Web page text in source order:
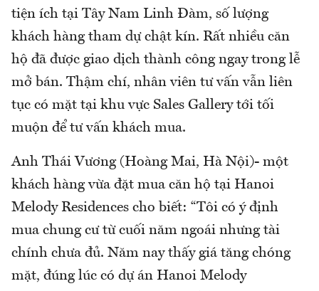
tiện ích tại Tây Nam Linh Đàm, số lượng
khách hàng tham dự chật kín. Rất nhiều căn
hộ đã được giao dịch thành công ngay trong lễ
mở bán. Thậm chí, nhân viên tư vấn vẫn liên
tục có mặt tại khu vực Sales Gallery tới tối
muộn để tư vấn khách mua.
Anh Thái Vương (Hoàng Mai, Hà Nội)- một
khách hàng vừa đặt mua căn hộ tại Hanoi
Melody Residences cho biết: “Tôi có ý định
mua chung cư từ cuối năm ngoái nhưng tài
chính chưa đủ. Năm nay thấy giá tăng chóng
mặt, đúng lúc có dự án Hanoi Melody